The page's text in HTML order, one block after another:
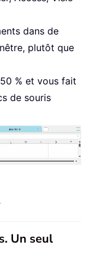
dans de
plutôt que
% et vous fait
de souris
Un seul